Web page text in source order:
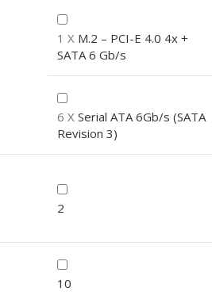
1 X M.2 – PCI-E 4.0 4x +
SATA 6 Gb/s
6 X Serial ATA 6Gb/s (SATA
Revision 3)
2
10